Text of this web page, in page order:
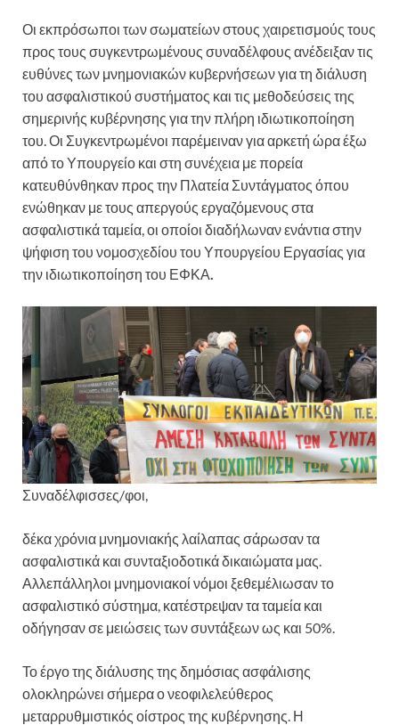
Οι εκπρόσωποι των σωματείων στους χαιρετισμούς τους
προς τους συγκεντρωμένους συναδέλφους ανέδειξαν τις
ευθύνες των μνημονιακών κυβερνήσεων για τη διάλυση
του ασφαλιστικού συστήματος και τις μεθοδεύσεις της
σημερινής κυβέρνησης για την πλήρη ιδιωτικοποίηση
του. Οι Συγκεντρωμένοι παρέμειναν για αρκετή ώρα έξω
από το Υπουργείο και στη συνέχεια με πορεία
κατευθύνθηκαν προς την Πλατεία Συντάγματος όπου
ενώθηκαν με τους απεργούς εργαζόμενους στα
ασφαλιστικά ταμεία, οι οποίοι διαδήλωναν ενάντια στην
ψήφιση του νομοσχεδίου του Υπουργείου Εργασίας για
την ιδιωτικοποίηση του ΕΦΚΑ
Συναδέλφισσες/φοι,
δέκα χρόνια μνημονιακής λαίλαπας σάρωσαν τα
ασφαλιστικά και συνταξιοδοτικά δικαιώματα μας.
Αλλεπάλληλοι μνημονιακοί νόμοι ξεθεμέλιωσαν το
ασφαλιστικό σύστημα, κατέστρεψαν τα ταμεία και
οδήγησαν σε μειώσεις των συντάξεων ως και 50%.
Το έργο της διάλυσης της δημόσιας ασφάλισης
ολοκληρώνει σήμερα ο νεοφιλελεύθερος
μεταρρυθμιστικός οίστρος της κυβέρνησης. Η